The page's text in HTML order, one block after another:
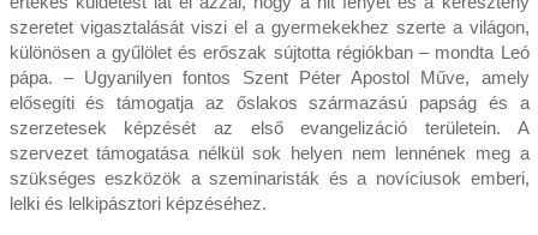
szeretet vigasztalását viszi el a gyermekekhez szerte a világon,
különösen a gyűlölet és erőszak sújtotta régiókban – mondta Leó
pápa. – Ugyanilyen fontos Szent Péter Apostol Műve, amely
elősegíti és támogatja az őslakos származású papság és a
szerzetesek képzését az első evangelizáció területein. A
szervezet támogatása nélkül sok helyen nem lennének meg a
szükséges eszközök a szeminaristák és a novíciusok emberi,
lelki és lelkipásztori képzéséhez.